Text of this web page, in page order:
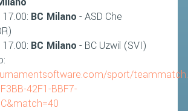
BC Milano - ASD Che
BC Milano - BC Uzwil (SVI)
sport/
42F1-BBF7-